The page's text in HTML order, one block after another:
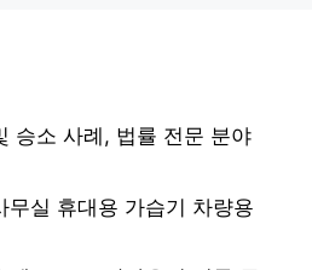
승소 사례, 법률 전문 분야
무실 휴대용 가습기 차량용